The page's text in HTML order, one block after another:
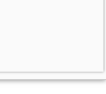
最新薪酬数据